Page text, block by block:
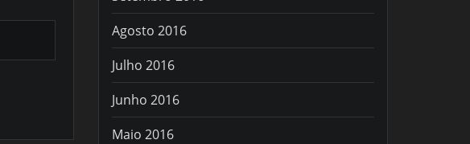
Agosto 2016
Julho 2016
Junho 2016
Maio 2016